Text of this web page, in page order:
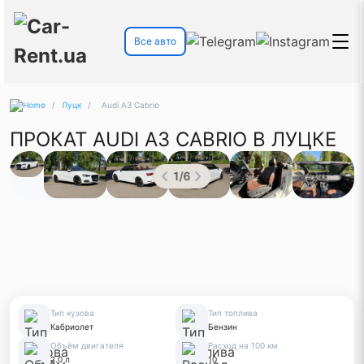
Все авто
/ Луцк / Audi A3 Cabrio
ПРОКАТ AUDI A3 CABRIO В ЛУЦКЕ
1/6
Тип кузова
Кабриолет
Тип топлива
Бензин
Объём двигателя
2.0 л
Расход на 100 км
10